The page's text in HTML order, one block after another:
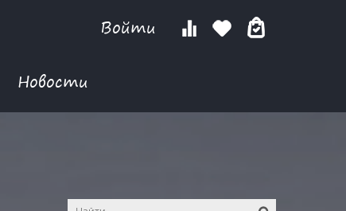
Войти
Новости